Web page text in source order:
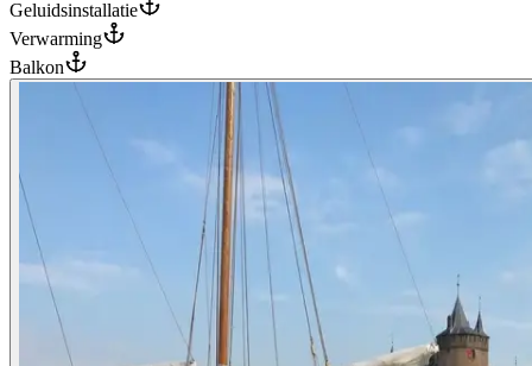
Geluidsinstallatie
Verwarming
Balkon